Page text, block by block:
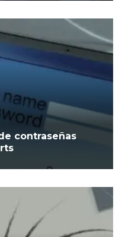
contraseñas